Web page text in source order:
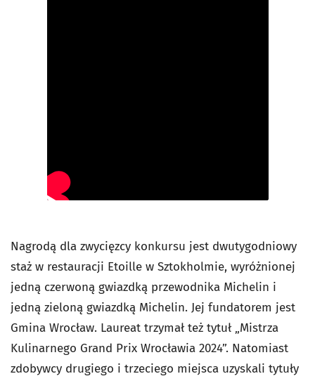
Nagrodą dla zwycięzcy konkursu jest dwutygodniowy
staż w restauracji Etoille w Sztokholmie, wyróżnionej
jedną czerwoną gwiazdką przewodnika Michelin i
jedną zieloną gwiazdką Michelin. Jej fundatorem jest
Gmina Wrocław. Laureat trzymał też tytuł „Mistrza
Kulinarnego Grand Prix Wrocławia 2024”. Natomiast
zdobywcy drugiego i trzeciego miejsca uzyskali tytuły